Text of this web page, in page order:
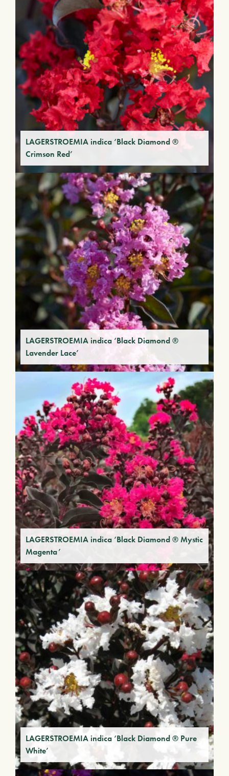
LAGERSTROEMIA indica ‘Black Diamond ®
Crimson Red’
LAGERSTROEMIA indica ‘Black Diamond ®
Lavender Lace’
LAGERSTROEMIA indica ‘Black Diamond ® Mystic
Magenta’
LAGERSTROEMIA indica ‘Black Diamond ® Pure
White’